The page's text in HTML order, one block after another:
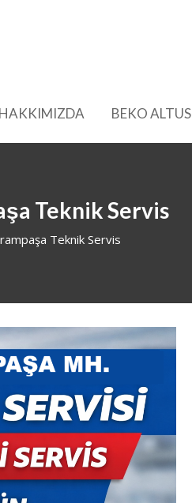
HAKKIMIZDA BEKO ALTUS
Teknik Servis
Teknik Servis